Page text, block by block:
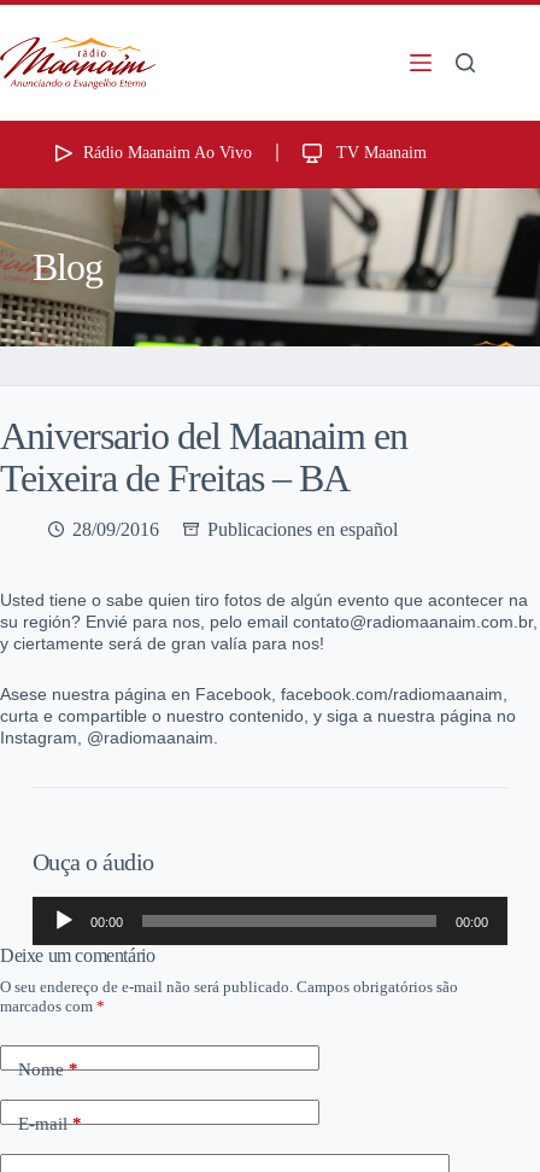
Rádio Maanaim Ao Vivo TV Maanaim
Blog
Aniversario del Maanaim en
Teixeira de Freitas – BA
28/09/2016 Publicaciones en español
Usted tiene o sabe quien tiro fotos de algún evento que acontecer na
su región? Envié para nos, pelo email contato@radiomaanaim.com.br,
y ciertamente será de gran valía para nos!
Asese nuestra página en Facebook, facebook.com/radiomaanaim,
curta e compartible o nuestro contenido, y siga a nuestra página no
Instagram, @radiomaanaim.
Ouça o áudio
Tocador
áudio
00:00 00:00
Deixe um comentário
O seu endereço de e-mail não será publicado. Campos obrigatórios são
marcados com *
Nome*
E-mail*